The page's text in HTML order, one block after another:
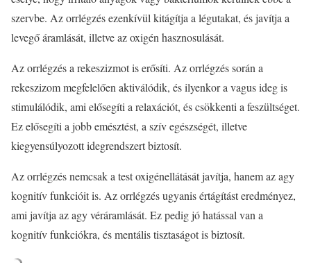
szervbe. Az orrlégzés ezenkívül kitágítja a légutakat, és javítja a
levegő áramlását, illetve az oxigén hasznosulását.
Az orrlégzés a rekeszizmot is erősíti. Az orrlégzés során a
rekeszizom megfelelően aktiválódik, és ilyenkor a vagus ideg is
stimulálódik, ami elősegíti a relaxációt, és csökkenti a feszültséget.
Ez elősegíti a jobb emésztést, a szív egészségét, illetve
kiegyensúlyozott idegrendszert biztosít.
Az orrlégzés nemcsak a test oxigénellátását javítja, hanem az agy
kognitív funkcióit is. Az orrlégzés ugyanis értágítást eredményez,
ami javítja az agy véráramlását. Ez pedig jó hatással van a
kognitív funkciókra, és mentális tisztaságot is biztosít.